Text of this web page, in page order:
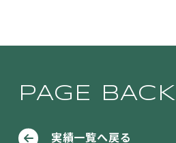
PAGE BACK
実績一覧へ戻る